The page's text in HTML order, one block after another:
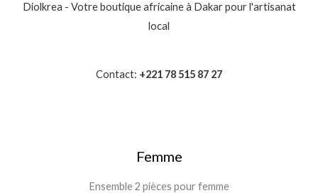
Diolkrea - Votre boutique africaine à Dakar pour l'artisanat
local
Contact: +221 78 515 87 27
Femme
Ensemble 2 pièces pour femme